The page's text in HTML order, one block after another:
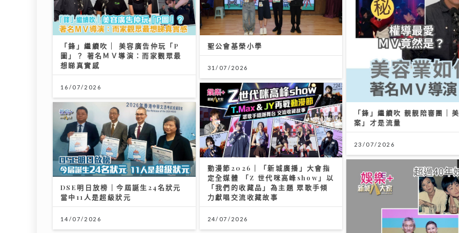
「鋒」繼續吹 靚靚陪審團 |
案」才是流量
23/07/2026
「鋒」繼續吹 | 美容廣告仲玩「P
圖」？ 著名ＭＶ導演：而家觀眾最
想睇真實感
16/07/2026
聖公會基榮小學
31/07/2026
動漫節2026｜「新城廣播」大會指
定全媒體 「Z 世代咪高峰show」以
「我們的收藏品」為主題 眾歌手傾
力獻唱交流收藏故事
24/07/2026
DSE明日放榜｜今屆誕生24名狀元
當中11人是超級狀元
14/07/2026